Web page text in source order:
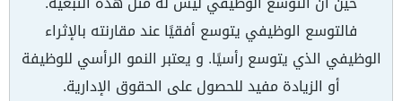
فالتوسع الوظيفي يتوسع أفقيًا عند مقارنته بالإثراء
الوظيفي الذي يتوسع رأسيًا. و يعتبر النمو الرأسي للوظيفة
أو الزيادة مفيد للحصول على الحقوق الإدارية.